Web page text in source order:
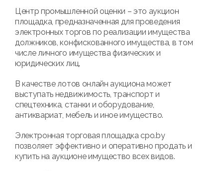
Центр промышленной оценки – это аукцион
площадка, предназначенная для проведения
электронных торгов по реализации имущества
должников, конфискованного имущества, в том
числе личного имущества физических и
юридических лиц.
В качестве лотов онлайн аукциона может
выступать недвижимость, транспорт и
спецтехника, станки и оборудование,
антиквариат, мебель и иное имущество.
Электронная торговая площадка cpo.by
позволяет эффективно и оперативно продать и
купить на аукционе имущество всех видов.